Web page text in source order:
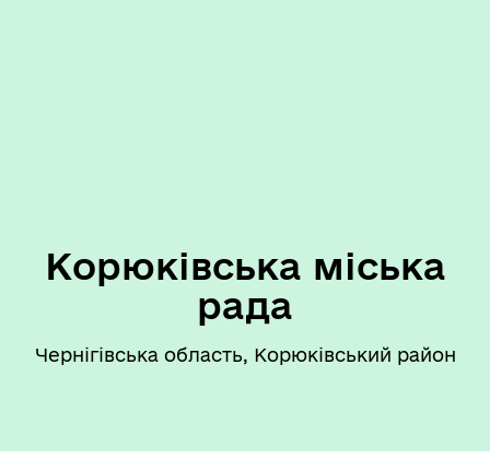
Корюківська міська
рада
Чернігівська область, Корюківський район